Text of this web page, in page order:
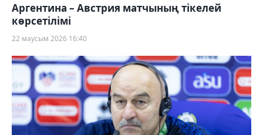
Аргентина – Австрия матчының тікелей
көрсетілімі
22 маусым 2026 16:40